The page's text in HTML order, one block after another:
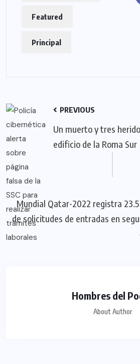
Featured
Principal
PREVIOUS
Un muerto y tres
edificio de la Roma Sur
Mundial Qatar-2022 registra
de solicitudes de entradas en
Hombres del
About Author